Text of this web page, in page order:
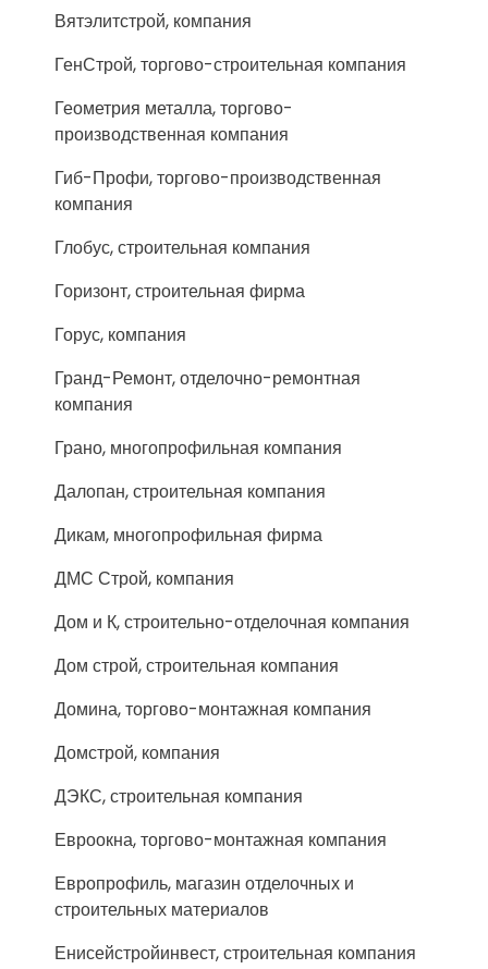
Вятэлитстрой, компания
ГенСтрой, торгово-строительная компания
Геометрия металла, торгово-
производственная компания
Гиб-Профи, торгово-производственная
компания
Глобус, строительная компания
Горизонт, строительная фирма
Горус, компания
Гранд-Ремонт, отделочно-ремонтная
компания
Грано, многопрофильная компания
Далопан, строительная компания
Дикам, многопрофильная фирма
ДМС Строй, компания
Дом и К, строительно-отделочная компания
Дом строй, строительная компания
Домина, торгово-монтажная компания
Домстрой, компания
ДЭКС, строительная компания
Евроокна, торгово-монтажная компания
Европрофиль, магазин отделочных и
строительных материалов
Енисейстройинвест, строительная компания